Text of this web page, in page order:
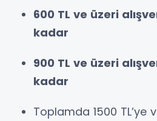
600 TL ve üzeri
kadar
900 TL ve üzeri
kadar
Toplamda 1500 TL’ye